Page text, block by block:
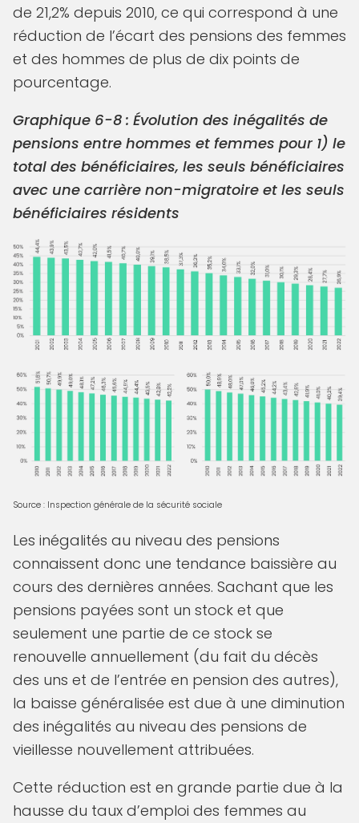
de 21,2% depuis 2010, ce qui correspond à une
réduction de l’écart des pensions des femmes
et des hommes de plus de dix points de
pourcentage.
Graphique 6-8 : Évolution des inégalités de
pensions entre hommes et femmes pour 1) le
total des bénéficiaires, les seuls bénéficiaires
avec une carrière non-migratoire et les seuls
bénéficiaires résidents
Source : Inspection générale de la sécurité sociale
Les inégalités au niveau des pensions
connaissent donc une tendance baissière au
cours des dernières années. Sachant que les
pensions payées sont un stock et que
seulement une partie de ce stock se
renouvelle annuellement (du fait du décès
des uns et de l’entrée en pension des autres),
la baisse généralisée est due à une diminution
des inégalités au niveau des pensions de
vieillesse nouvellement attribuées.
Cette réduction est en grande partie due à la
hausse du taux d’emploi des femmes au